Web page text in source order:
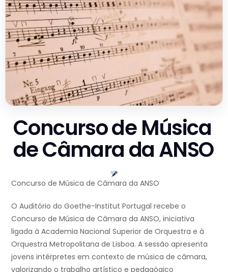
Concurso de Música
de Câmara da ANSO
Concurso de Música de Câmara da ANSO
O Auditório do Goethe-Institut Portugal recebe o
Concurso de Música de Câmara da ANSO, iniciativa
ligada à Academia Nacional Superior de Orquestra e à
Orquestra Metropolitana de Lisboa. A sessão apresenta
jovens intérpretes em contexto de música de câmara,
valorizando o trabalho artístico e pedagógico